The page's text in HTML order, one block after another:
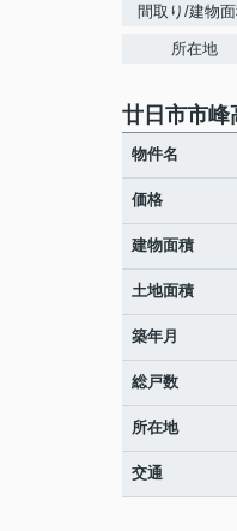
間取り/建物
所在地
廿日市市
物件名
価格
建物面積
土地面積
築年月
総戸数
所在地
交通